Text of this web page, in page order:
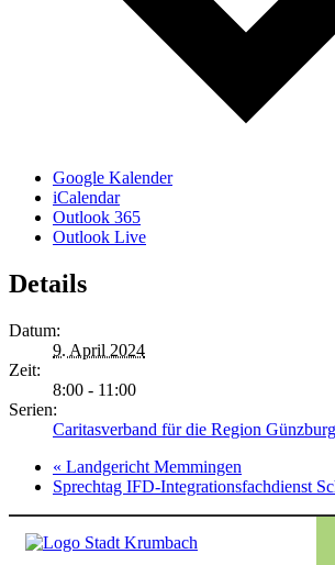
Google Kalender
iCalendar
Outlook 365
Outlook Live
Details
Datum:
9. April 2024
Zeit:
8:00 - 11:00
Serien:
Caritasverband für die Region
« Landgericht Memmingen
Sprechtag IFD-Integrationsfachdienst